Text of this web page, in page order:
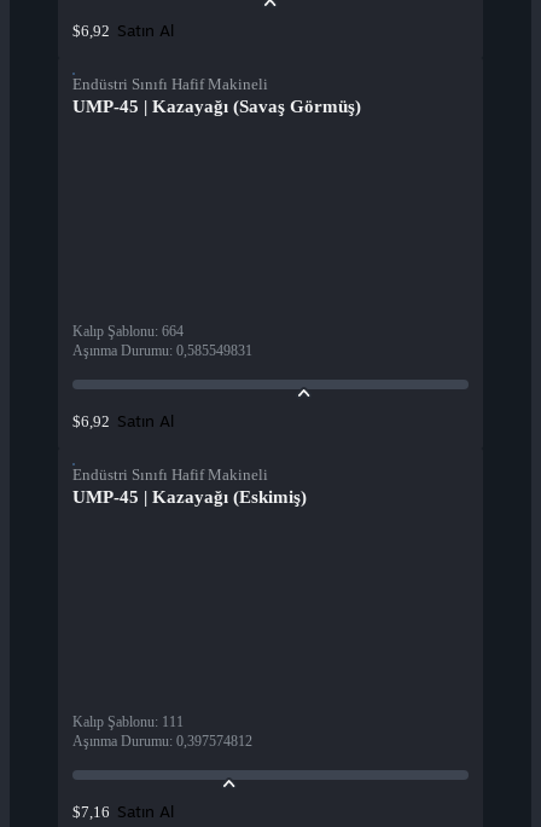
$6,92 Satın Al
Endüstri Sınıfı Hafif Makineli
UMP-45 | Kazayağı (Savaş Görmüş)
Kalıp Şablonu: 664
Aşınma Durumu: 0,585549831
$6,92 Satın Al
Endüstri Sınıfı Hafif Makineli
UMP-45 | Kazayağı (Eskimiş)
Kalıp Şablonu: 111
Aşınma Durumu: 0,397574812
$7,16 Satın Al